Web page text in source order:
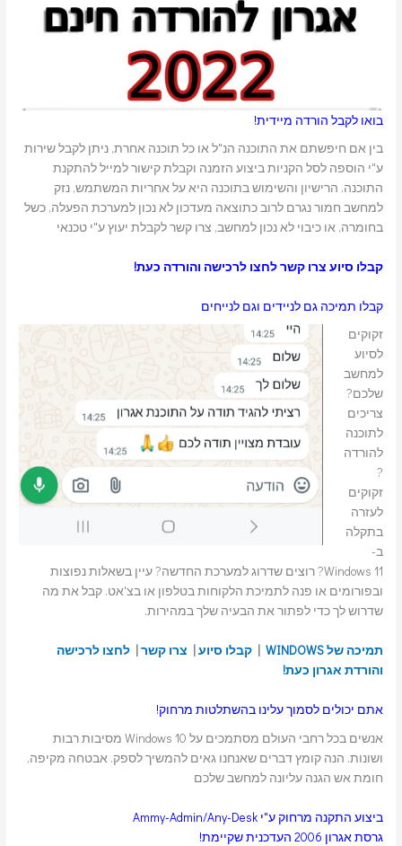
בואו לקבל הורדה מיידית!
בין אם חיפשתם את התוכנה הנ"ל או כל תוכנה אחרת, ניתן לקבל שירות
ע"י הוספה לסל הקניות ביצוע הזמנה וקבלת קישור למייל להתקנת
התוכנה. הרישיון והשימוש בתוכנה היא על אחריות המשתמש, נזק
למחשב חמור נגרם לרוב כתוצאה מעדכון לא נכון למערכת הפעלה, כשל
בחומרה, או כיבוי לא נכון למחשב, צרו קשר לקבלת יעוץ ע"י טכנאי
קבלו סיוע צרו קשרלחצו לרכישה והורדה כעת!
קבלו תמיכה גם לניידים וגם לנייחים
זקוקים
לסיוע
למחשב
שלכם?
צריכים
לתוכנה
להורדה
?
זקוקים
לעזרה
בתקלה
ב-
Windows 11? רוצים שדרוג למערכת החדשה? עיין בשאלות נפוצות
ובפורומים או פנה לתמיכת הלקוחות בטלפון או בצ'אט. קבל את מה
שדרוש לך כדי לפתור את הבעיה שלך במהירות.
תמיכה של WINDOWS |קבלו סיוע| צרו קשר|לחצו לרכישה
והורדת אגרון כעת!
אתם יכולים לסמוך עלינו בהשתלטות מרחוק!
אנשים בכל רחבי העולם מסתמכים על Windows 10 מסיבות רבות
ושונות. הנה קומץ דברים שאנחנו גאים להמשיך לספק. אבטחה מקיפה,
חומת אש הגנה עליונה למחשב שלכם
ביצוע התקנה מרחוק ע"י Ammy-Admin/Any-Desk
גרסת אגרון 2006 העדכנית שקיימת!